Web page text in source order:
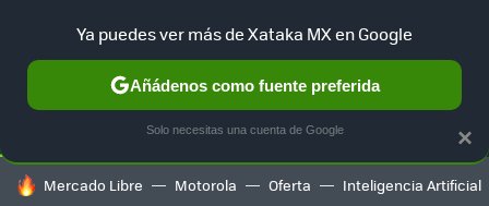
SELECCIÓN GAMING HOME AUTO TERRITORIO
HOY SE HABLA DE
Mercado Libre Motorola Oferta Inteligencia Artificial
×
Ya puedes ver más de Xataka MX en Google
Añádenos como fuente preferida
Solo necesitas una cuenta de Google